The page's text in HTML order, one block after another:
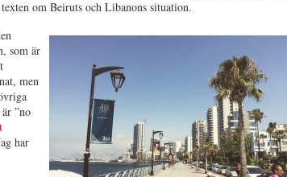
om Beiruts och Libanons situation.
som är
men
”no
har